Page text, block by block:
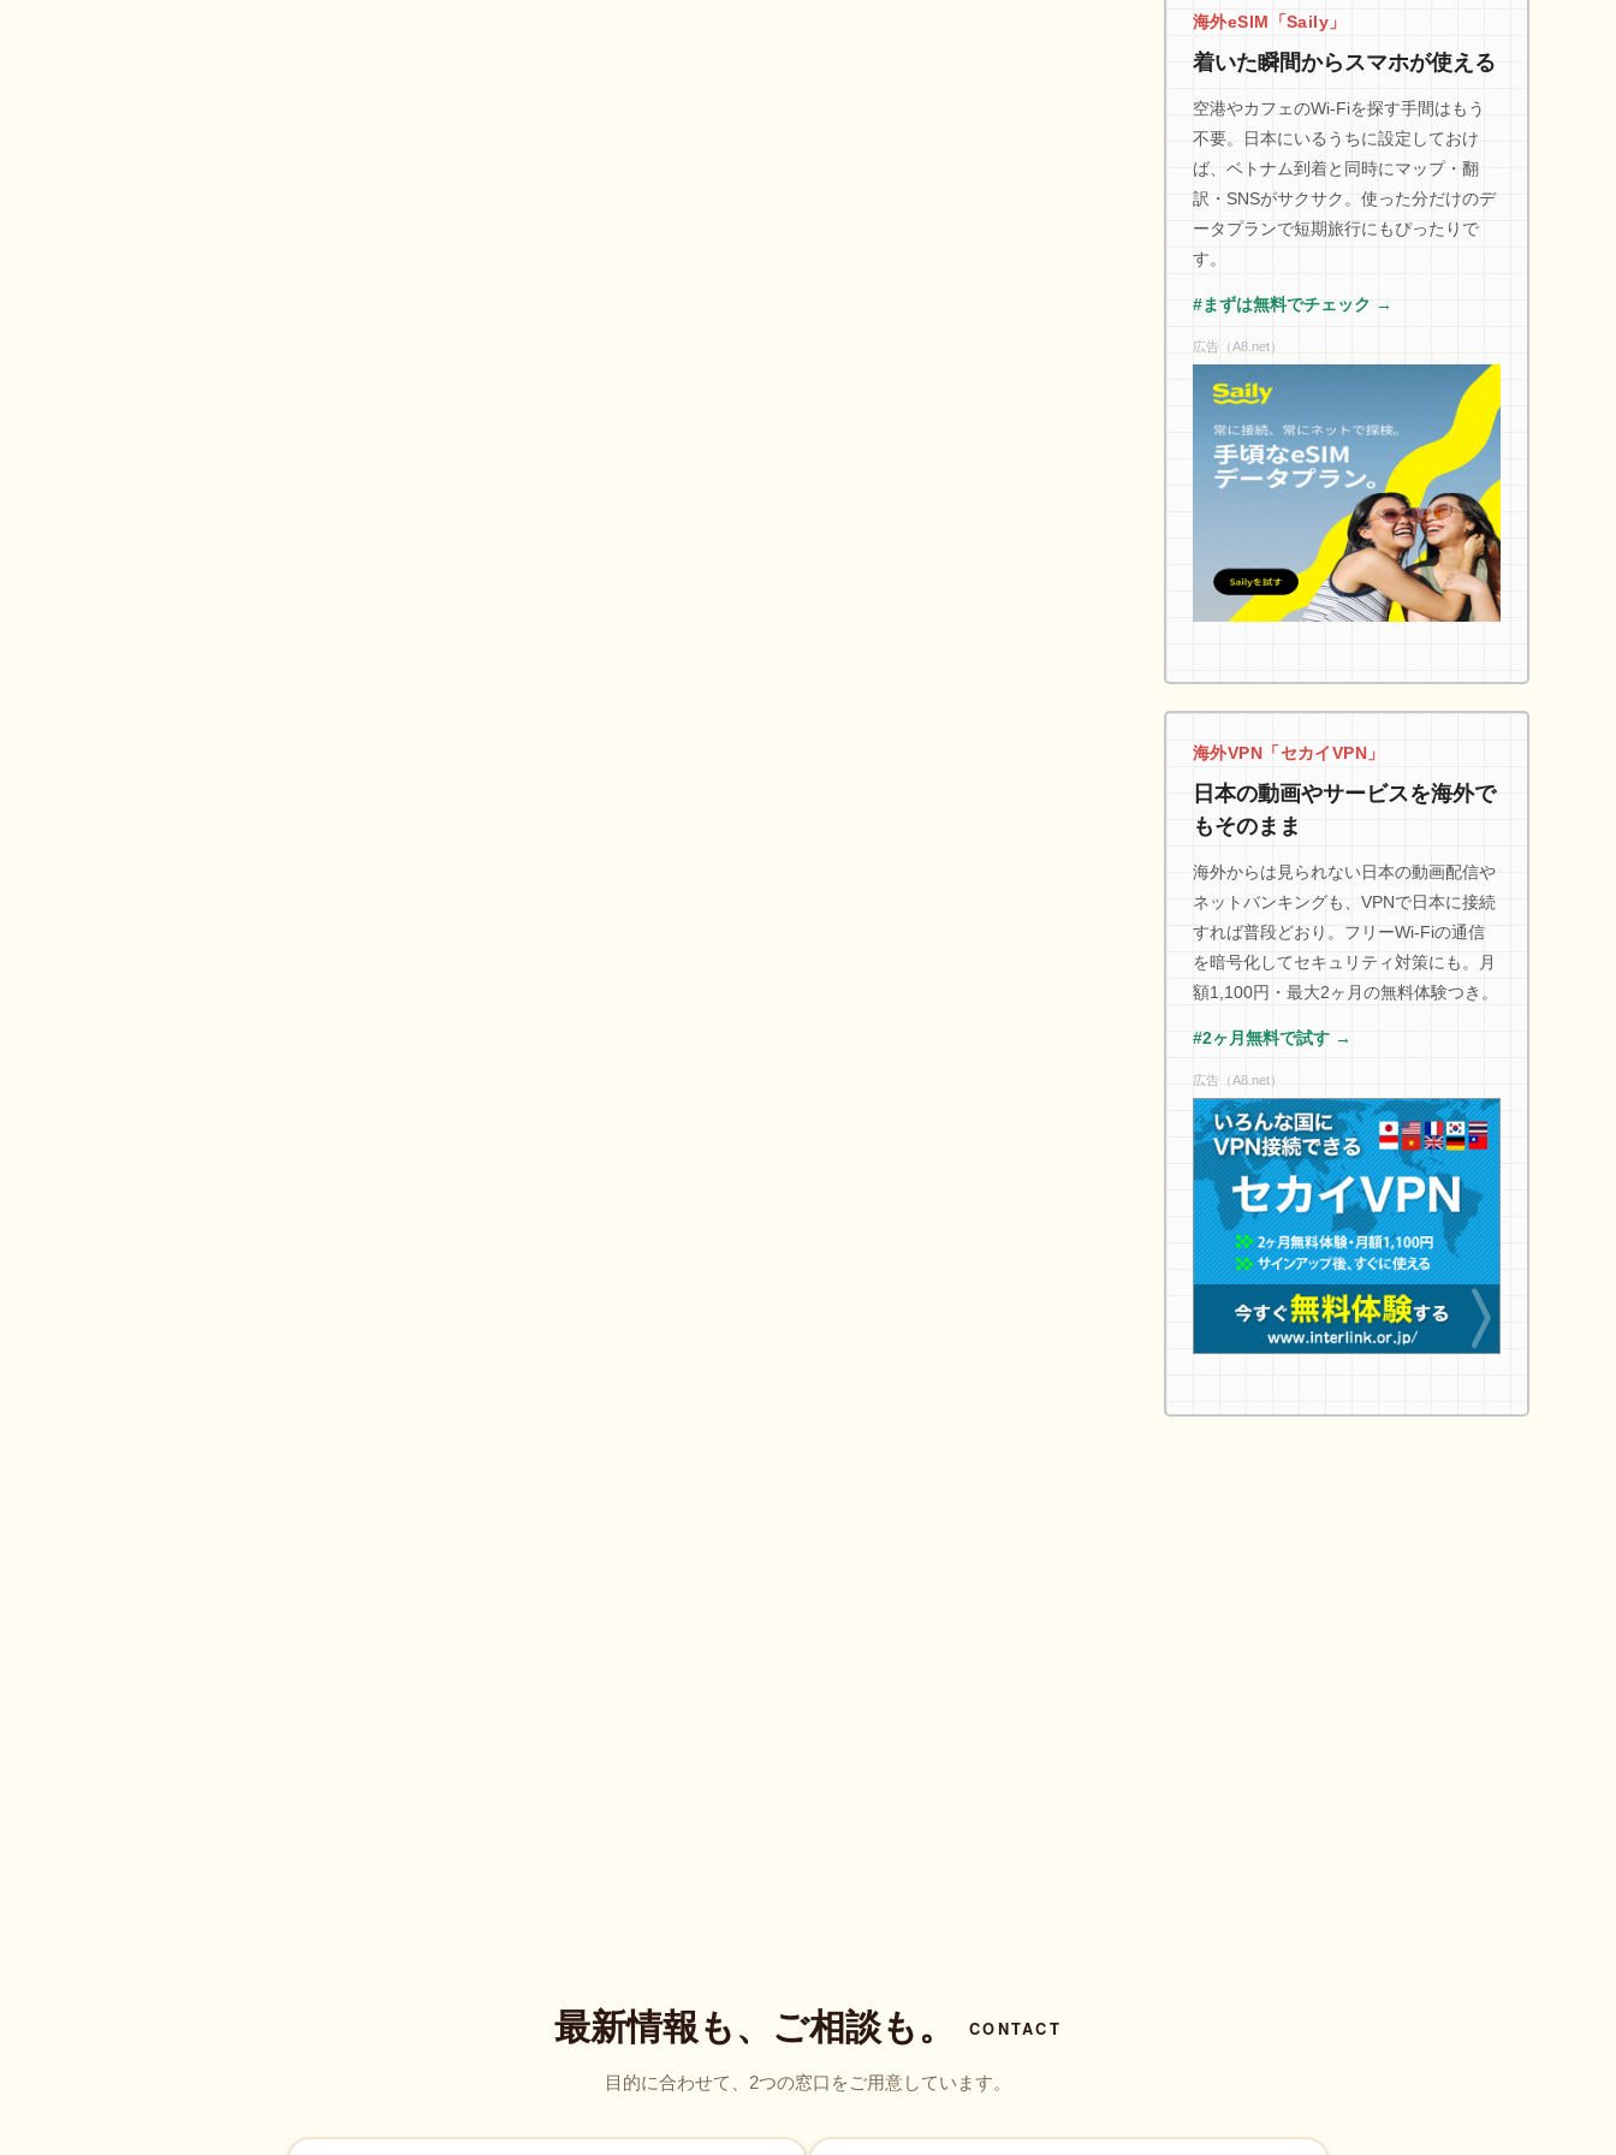
海外eSIM「Saily」
着いた瞬間からスマホが使える
空港やカフェのWi-Fiを探す手間はもう
不要。日本にいるうちに設定しておけ
ば、ベトナム到着と同時にマップ・翻
訳・SNSがサクサク。使った分だけのデ
ータプランで短期旅行にもぴったりで
す。
#まずは無料でチェック →
広告（A8.net）
海外VPN「セカイVPN」
日本の動画やサービスを海外で
もそのまま
海外からは見られない日本の動画配信や
ネットバンキングも、VPNで日本に接続
すれば普段どおり。フリーWi-Fiの通信
を暗号化してセキュリティ対策にも。月
額1,100円・最大2ヶ月の無料体験つき。
#2ヶ月無料で試す →
広告（A8.net）
最新情報も、ご相談も。 CONTACT
目的に合わせて、2つの窓口をご用意しています。